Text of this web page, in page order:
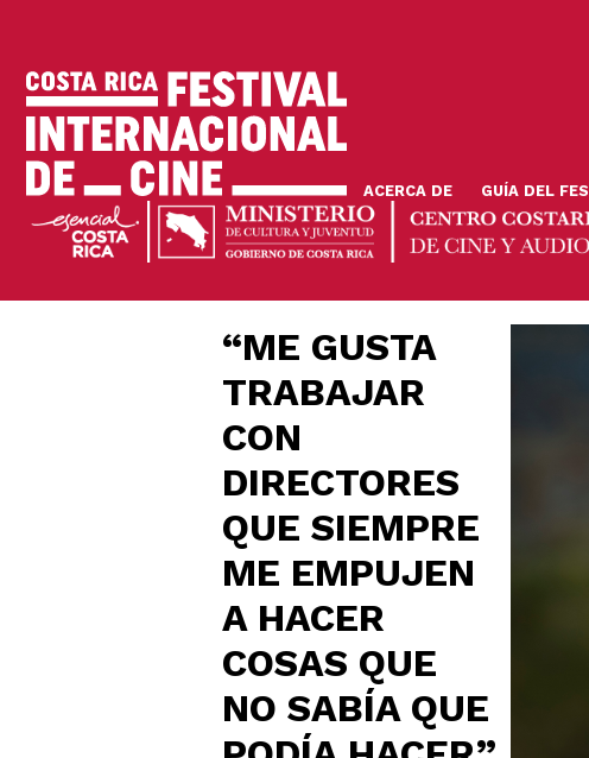
principal
ACERCA DE GUÍA DEL
“ME GUSTA
TRABAJAR
CON
DIRECTORES
QUE SIEMPRE
ME EMPUJEN
A HACER
COSAS QUE
NO SABÍA QUE